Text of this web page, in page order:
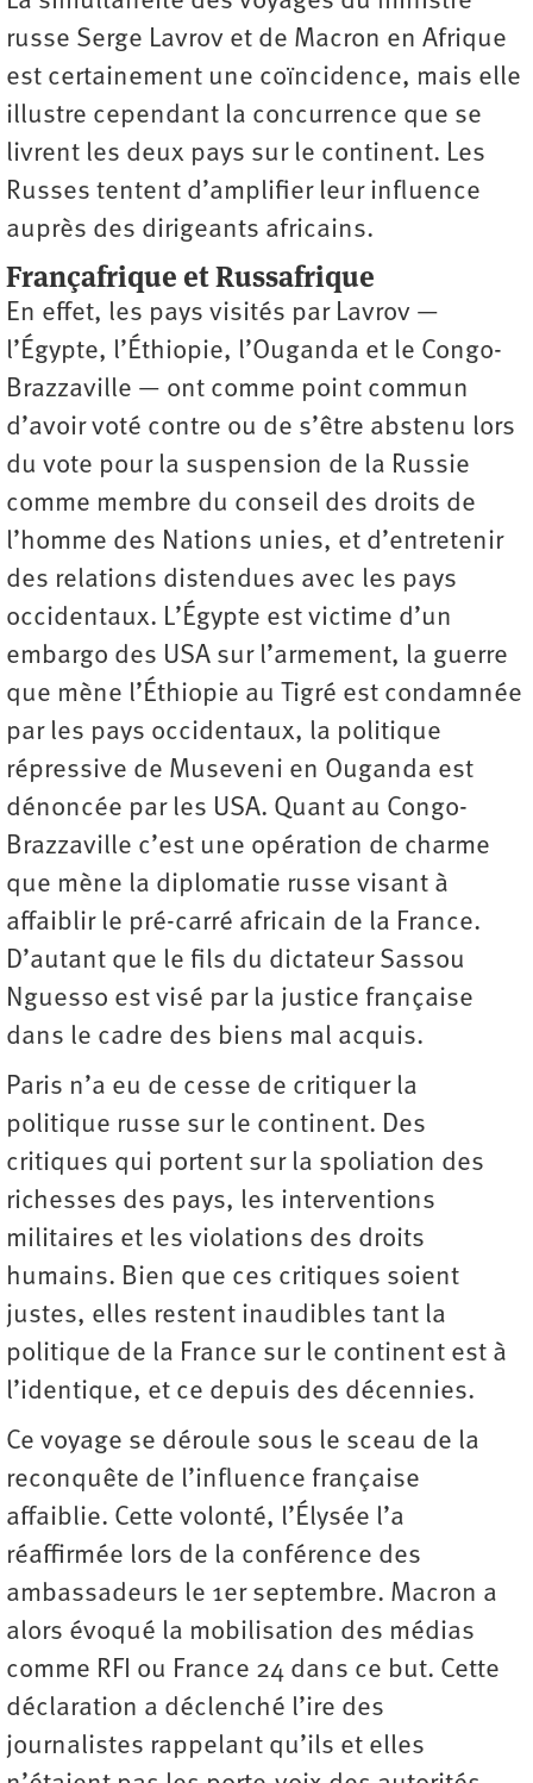
russe Serge Lavrov et de Macron en Afrique
est certainement une coïncidence, mais elle
illustre cependant la concurrence que se
livrent les deux pays sur le continent. Les
Russes tentent d’amplifier leur influence
auprès des dirigeants africains.
Françafrique et Russafrique
En effet, les pays visités par Lavrov —
l’Égypte, l’Éthiopie, l’Ouganda et le Congo-
Brazzaville — ont comme point commun
d’avoir voté contre ou de s’être abstenu lors
du vote pour la suspension de la Russie
comme membre du conseil des droits de
l’homme des Nations unies, et d’entretenir
des relations distendues avec les pays
occidentaux. L’Égypte est victime d’un
embargo des USA sur l’armement, la guerre
que mène l’Éthiopie au Tigré est condamnée
par les pays occidentaux, la politique
répressive de Museveni en Ouganda est
dénoncée par les USA. Quant au Congo-
Brazzaville c’est une opération de charme
que mène la diplomatie russe visant à
affaiblir le pré-carré africain de la France.
D’autant que le fils du dictateur Sassou
Nguesso est visé par la justice française
dans le cadre des biens mal acquis.
Paris n’a eu de cesse de critiquer la
politique russe sur le continent. Des
critiques qui portent sur la spoliation des
richesses des pays, les interventions
militaires et les violations des droits
humains. Bien que ces critiques soient
justes, elles restent inaudibles tant la
politique de la France sur le continent est à
l’identique, et ce depuis des décennies.
Ce voyage se déroule sous le sceau de la
reconquête de l’influence française
affaiblie. Cette volonté, l’Élysée l’a
réaffirmée lors de la conférence des
ambassadeurs le 1er septembre. Macron a
alors évoqué la mobilisation des médias
comme RFI ou France 24 dans ce but. Cette
déclaration a déclenché l’ire des
journalistes rappelant qu’ils et elles